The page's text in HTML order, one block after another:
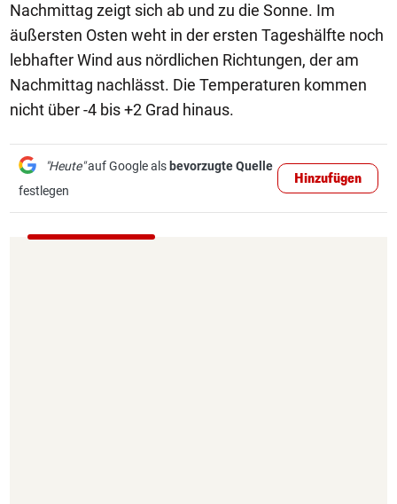
Nachmittag zeigt sich ab und zu die Sonne. Im
äußersten Osten weht in der ersten Tageshälfte noch
lebhafter Wind aus nördlichen Richtungen, der am
Nachmittag nachlässt. Die Temperaturen kommen
nicht über -4 bis +2 Grad hinaus.
"Heute"auf Google als bevorzugte Quelle
festlegen
Hinzufügen